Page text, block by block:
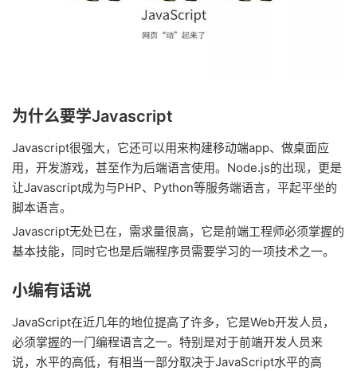
为什么要学Javascript
Javascript很强大，它还可以用来构建移动端app、做桌面应
用，开发游戏，甚至作为后端语言使用。Node.js的出现，更是
让Javascript成为与PHP、Python等服务端语言，平起平坐的
脚本语言。
Javascript无处已在，需求量很高，它是前端工程师必须掌握的
基本技能，同时它也是后端程序员需要学习的一项技术之一。
小编有话说
JavaScript在近几年的地位提高了许多，它是Web开发人员，
必须掌握的一门编程语言之一。特别是对于前端开发人员来
说，水平的高低，有相当一部分取决于JavaScript水平的高